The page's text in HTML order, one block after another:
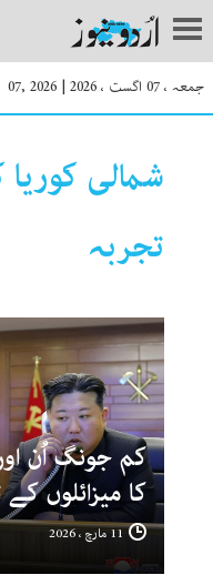
جمعہ ، 07 اگست ، 2026 |
2026
شمالی کوریا
تجربہ
کم جونگ اُن
کا میزائلوں
11 مارچ ، 2026